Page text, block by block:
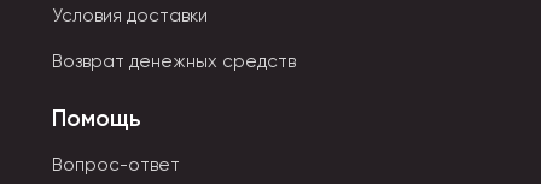
Условия доставки
Возврат денежных средств
Помощь
Вопрос-ответ